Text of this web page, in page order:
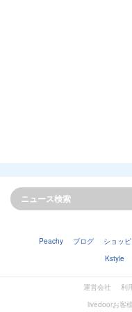
Peachy ブログ ショッ
Kstyle
運営会社 利
livedoorお客